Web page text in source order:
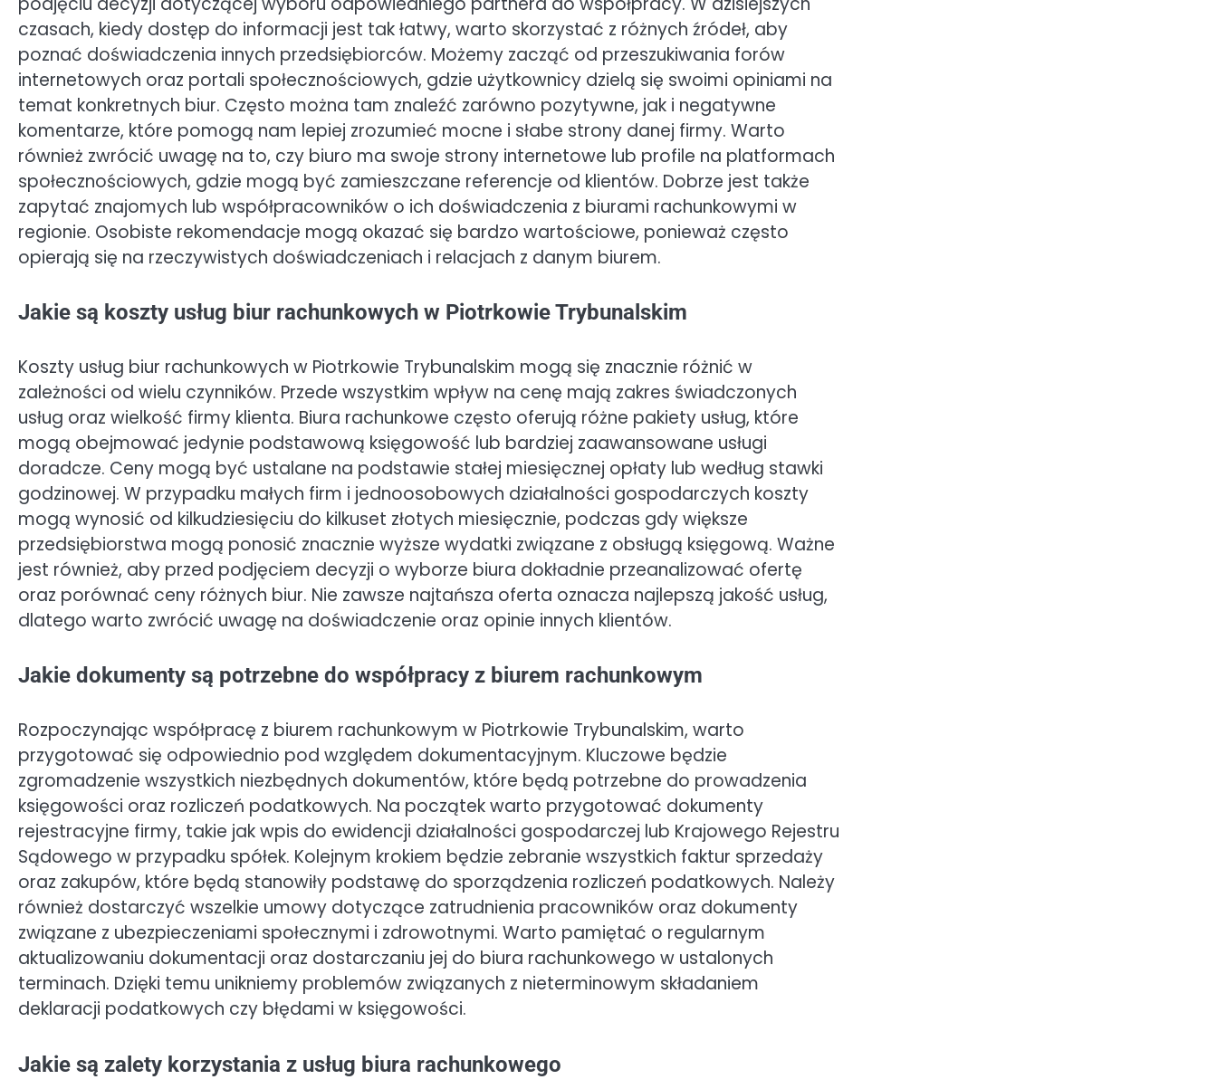
czasach, kiedy dostęp do informacji jest tak łatwy, warto skorzystać z różnych źródeł, aby
poznać doświadczenia innych przedsiębiorców. Możemy zacząć od przeszukiwania forów
internetowych oraz portali społecznościowych, gdzie użytkownicy dzielą się swoimi opiniami na
temat konkretnych biur. Często można tam znaleźć zarówno pozytywne, jak i negatywne
komentarze, które pomogą nam lepiej zrozumieć mocne i słabe strony danej firmy. Warto
również zwrócić uwagę na to, czy biuro ma swoje strony internetowe lub profile na platformach
społecznościowych, gdzie mogą być zamieszczane referencje od klientów. Dobrze jest także
zapytać znajomych lub współpracowników o ich doświadczenia z biurami rachunkowymi w
regionie. Osobiste rekomendacje mogą okazać się bardzo wartościowe, ponieważ często
opierają się na rzeczywistych doświadczeniach i relacjach z danym biurem.
Jakie są koszty usług biur rachunkowych w Piotrkowie Trybunalskim
Koszty usług biur rachunkowych w Piotrkowie Trybunalskim mogą się znacznie różnić w
zależności od wielu czynników. Przede wszystkim wpływ na cenę mają zakres świadczonych
usług oraz wielkość firmy klienta. Biura rachunkowe często oferują różne pakiety usług, które
mogą obejmować jedynie podstawową księgowość lub bardziej zaawansowane usługi
doradcze. Ceny mogą być ustalane na podstawie stałej miesięcznej opłaty lub według stawki
godzinowej. W przypadku małych firm i jednoosobowych działalności gospodarczych koszty
mogą wynosić od kilkudziesięciu do kilkuset złotych miesięcznie, podczas gdy większe
przedsiębiorstwa mogą ponosić znacznie wyższe wydatki związane z obsługą księgową. Ważne
jest również, aby przed podjęciem decyzji o wyborze biura dokładnie przeanalizować ofertę
oraz porównać ceny różnych biur. Nie zawsze najtańsza oferta oznacza najlepszą jakość usług,
dlatego warto zwrócić uwagę na doświadczenie oraz opinie innych klientów.
Jakie dokumenty są potrzebne do współpracy z biurem rachunkowym
Rozpoczynając współpracę z biurem rachunkowym w Piotrkowie Trybunalskim, warto
przygotować się odpowiednio pod względem dokumentacyjnym. Kluczowe będzie
zgromadzenie wszystkich niezbędnych dokumentów, które będą potrzebne do prowadzenia
księgowości oraz rozliczeń podatkowych. Na początek warto przygotować dokumenty
rejestracyjne firmy, takie jak wpis do ewidencji działalności gospodarczej lub Krajowego Rejestru
Sądowego w przypadku spółek. Kolejnym krokiem będzie zebranie wszystkich faktur sprzedaży
oraz zakupów, które będą stanowiły podstawę do sporządzenia rozliczeń podatkowych. Należy
również dostarczyć wszelkie umowy dotyczące zatrudnienia pracowników oraz dokumenty
związane z ubezpieczeniami społecznymi i zdrowotnymi. Warto pamiętać o regularnym
aktualizowaniu dokumentacji oraz dostarczaniu jej do biura rachunkowego w ustalonych
terminach. Dzięki temu unikniemy problemów związanych z nieterminowym składaniem
deklaracji podatkowych czy błędami w księgowości.
Jakie są zalety korzystania z usług biura rachunkowego